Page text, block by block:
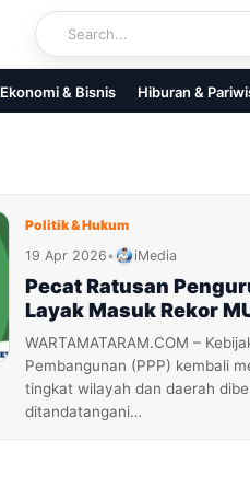
Ekonomi & Bisnis Hiburan &
Politik & Hukum
19 Apr 2026• iMedia
Pecat Ratusan
Layak Masuk Rekor
WARTAMATARAM.COM –
Pembangunan (PPP) kembali
tingkat wilayah dan daerah
ditandatangani…